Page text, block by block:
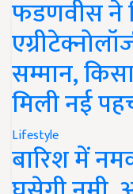
फडणवीस ने
सम्मान,
मिली नई
Lifestyle
बारिश में